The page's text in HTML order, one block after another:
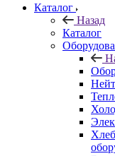
Каталог
Назад
Каталог